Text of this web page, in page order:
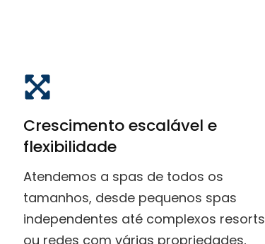
Crescimento escalável e
flexibilidade
Atendemos a spas de todos os
tamanhos, desde pequenos spas
independentes até complexos resorts
ou redes com várias propriedades,